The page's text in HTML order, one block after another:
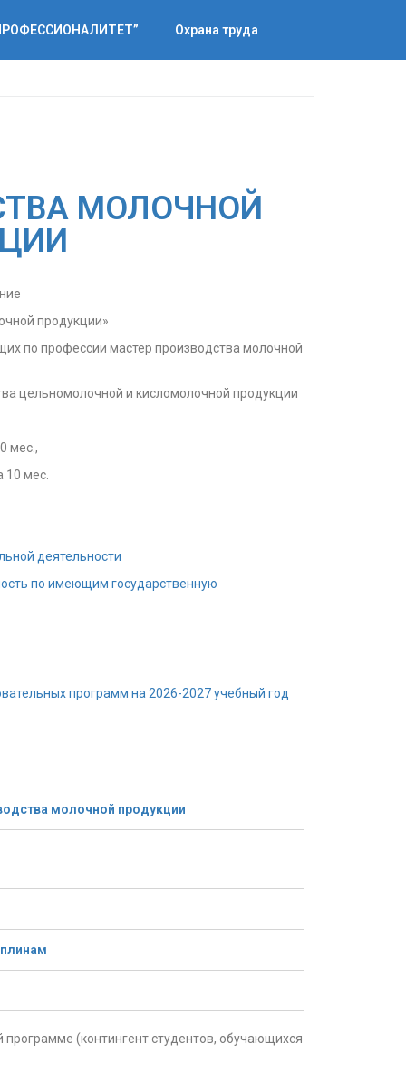
Охрана труда
МОЛОЧНОЙ
продукции»
по профессии мастер производства молочной
цельномолочной и кисломолочной продукции
мес.,
10 мес.
деятельности
по имеющим государственную
программ на 2026-2027 учебный год
молочной продукции
(контингент студентов, обучающихся